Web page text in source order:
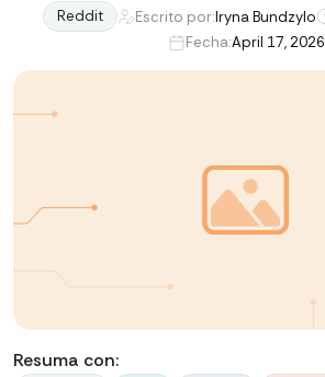
Reddit Escrito por:Iryna Bundzylo
Fecha:April 17, 2026
Resuma con: